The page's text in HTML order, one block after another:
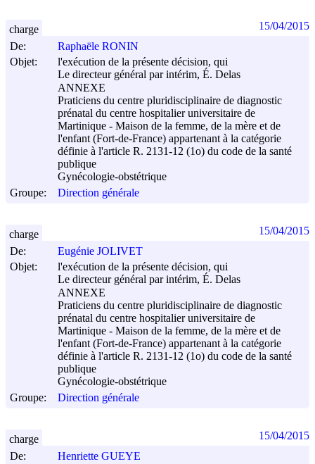
De:
Raphaële RONIN
Objet:
l'exécution de la présente décision, qui
Le directeur général par intérim, É. Delas
ANNEXE
Praticiens du centre pluridisciplinaire de diagnostic
prénatal du centre hospitalier universitaire de
Martinique - Maison de la femme, de la mère et de
l'enfant (Fort-de-France) appartenant à la catégorie
définie à l'article R. 2131-12 (1o) du code de la santé
publique
Gynécologie-obstétrique
Groupe:
Direction générale
charge 15/04/2015
De:
Eugénie JOLIVET
Objet:
l'exécution de la présente décision, qui
Le directeur général par intérim, É. Delas
ANNEXE
Praticiens du centre pluridisciplinaire de diagnostic
prénatal du centre hospitalier universitaire de
Martinique - Maison de la femme, de la mère et de
l'enfant (Fort-de-France) appartenant à la catégorie
définie à l'article R. 2131-12 (1o) du code de la santé
publique
Gynécologie-obstétrique
Groupe:
Direction générale
charge 15/04/2015
De:
Henriette GUEYE
charge 15/04/2015